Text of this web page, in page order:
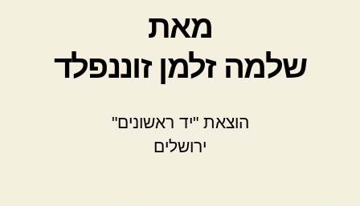
מאת
שלמה זלמן זוננפלד
הוצאת "יד ראשונים"
ירושלים